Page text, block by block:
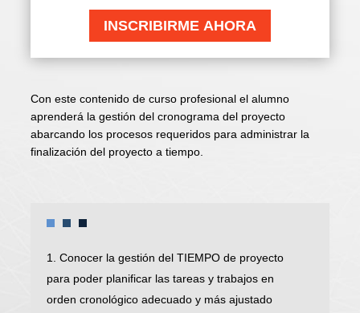
Con este contenido de curso profesional el alumno
aprenderá la gestión del cronograma del proyecto
abarcando los procesos requeridos para administrar la
finalización del proyecto a tiempo.
1. Conocer la gestión del TIEMPO de proyecto
para poder planificar las tareas y trabajos en
orden cronológico adecuado y más ajustado
INSCRIBIRME AHORA